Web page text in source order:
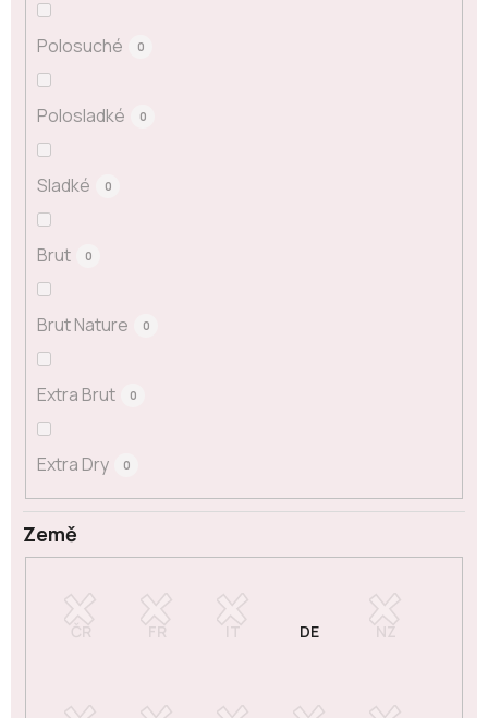
Země
Polosuché 0
Polosladké 0
Sladké 0
Brut 0
Brut Nature 0
Extra Brut 0
Extra Dry 0